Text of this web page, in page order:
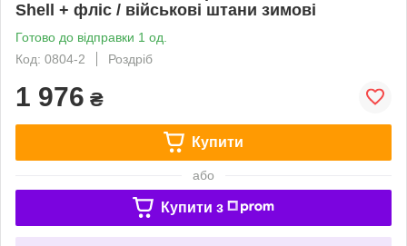
Shell + фліс / військові штани зимові
Готово до відправки 1 од.
Код: 0804-2
Роздріб
1 976 ₴
Купити
або
Купити з